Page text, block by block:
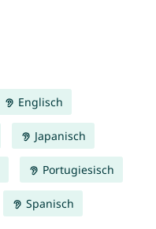
Englisch
Japanisch
Portugiesisch
Spanisch